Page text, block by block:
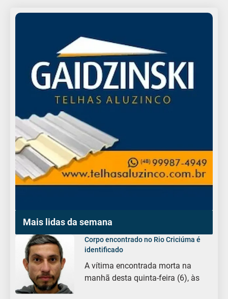
Mais lidas da semana
Corpo encontrado no Rio Criciúma é
identificado
A vítima encontrada morta na
manhã desta quinta-feira (6), às